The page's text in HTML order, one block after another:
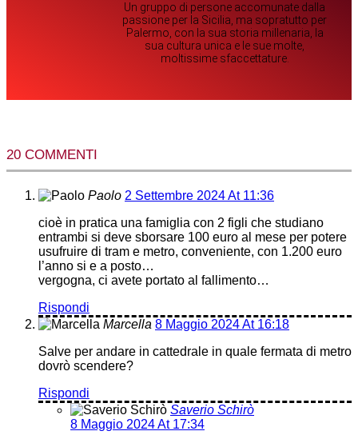
Un gruppo di persone accomunate dalla
passione per la Sicilia, ma sopratutto per
Palermo, con la sua storia millenaria, la
sua cultura unica e le sue molte,
moltissime sfaccettature.
20 COMMENTI
Paolo 2 Settembre 2024 At 11:36
cioè in pratica una famiglia con 2 figli che studiano
entrambi si deve sborsare 100 euro al mese per potere
usufruire di tram e metro, conveniente, con 1.200 euro
l’anno si e a posto…
vergogna, ci avete portato al fallimento…
Rispondi
Marcella 8 Maggio 2024 At 16:18
Salve per andare in cattedrale in quale fermata di metro
dovrò scendere?
Rispondi
Saverio Schirò
8 Maggio 2024 At 17:34